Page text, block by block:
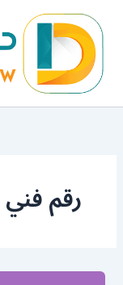
المحتوى
رقم فني